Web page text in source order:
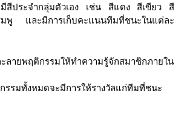
สีประจำกลุ่มตัวเอง เช่น สีแดง สีเขียว สี
และมีการเก็บคะแนนทีมที่ชนะในแต่ละ
ลายพฤติกรรมให้ทำความรู้จักสมาชิกภายใน
รรมทั้งหมดจะมีการให้รางวัลแก่ทีมที่ชนะ